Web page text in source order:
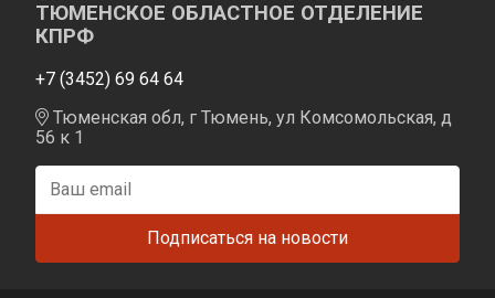
ТЮМЕНСКОЕ ОБЛАСТНОЕ ОТДЕЛЕНИЕ
КПРФ
+7 (3452) 69 64 64
Тюменская обл, г Тюмень, ул Комсомольская, д
56 к 1